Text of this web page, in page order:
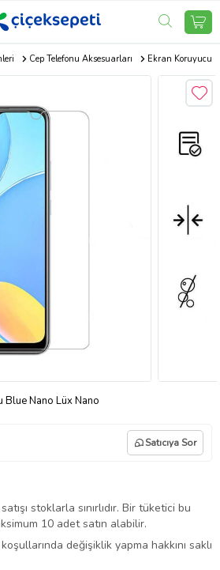
Cep Telefonu Aksesuarları Ekran Koruyucu
Blue Nano Lüx Nano
Satıcıya Sor
stoklarla sınırlıdır. Bir tüketici bu
10 adet satın alabilir.
değişiklik yapma hakkını saklı